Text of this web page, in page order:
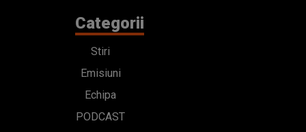
Categorii
Stiri
Emisiuni
Echipa
PODCAST